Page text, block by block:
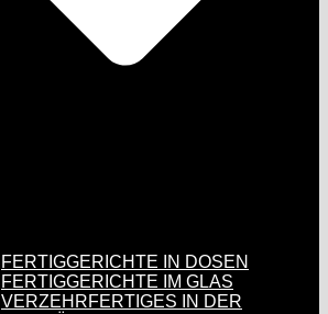
FERTIGGERICHTE IN DOSEN
FERTIGGERICHTE IM GLAS
VERZEHRFERTIGES IN DER